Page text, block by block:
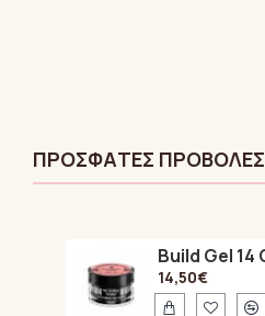
ΠΡΌΣΦΑTΕΣ ΠΡΟΒΟΛΈΣ
14,50€